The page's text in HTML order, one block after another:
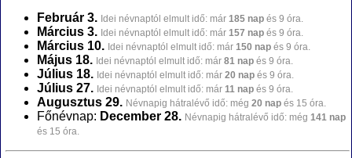
Február 3. Idei névnaptól elmult idő: már 185 nap és 9 óra.
Március 3. Idei névnaptól elmult idő: már 157 nap és 9 óra.
Március 10. Idei névnaptól elmult idő: már 150 nap és 9 óra.
Május 18. Idei névnaptól elmult idő: már 81 nap és 9 óra.
Július 18. Idei névnaptól elmult idő: már 20 nap és 9 óra.
Július 27. Idei névnaptól elmult idő: már 11 nap és 9 óra.
Augusztus 29. Névnapig hátralévő idő: még 20 nap és 15 óra.
Főnévnap: December 28. Névnapig hátralévő idő: még 141 nap
és 15 óra.